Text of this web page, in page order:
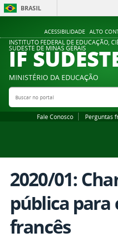
ACESSIBILIDADE ALTO
BRASIL
INSTITUTO FEDERAL DE EDUCAÇÃO,
SUDESTE DE MINAS GERAIS
IF
MINISTÉRIO DA EDUCAÇÃO
Buscar no portal
Fale Conosco Perguntas
2020/01:
pública para
francês